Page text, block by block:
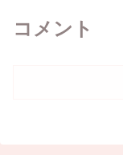
コメント